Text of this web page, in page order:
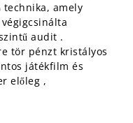
technika, amely
audit .
tör pénzt kristályos
játékfilm és
előleg ,